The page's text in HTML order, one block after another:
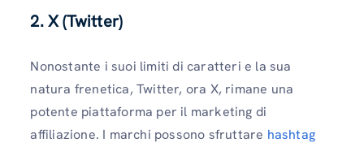
2. X (Twitter)
Nonostante i suoi limiti di caratteri e la sua
natura frenetica, Twitter, ora X, rimane una
potente piattaforma per il marketing di
affiliazione. I marchi possono sfruttare hashtag